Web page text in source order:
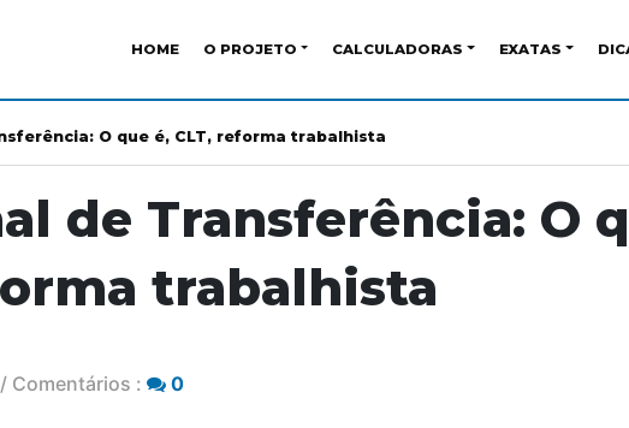
HOME O PROJETO CALCULADORAS EXATAS
O que é, CLT, reforma trabalhista
de Transferência: O
trabalhista
/ Comentários : 0